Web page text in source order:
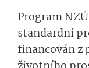
Program
standardní
financován